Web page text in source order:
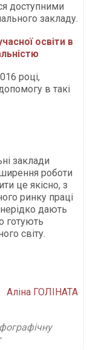
доступними
закладу.
освіти в
році,
в такі
заклади
роботи
це якісно, з
ринку праці
дають
готують
світу.
Аліна ГОЛІНАТА